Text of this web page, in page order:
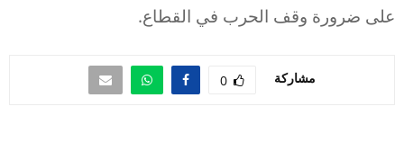
على ضرورة وقف الحرب في القطاع.
مشاركة 0